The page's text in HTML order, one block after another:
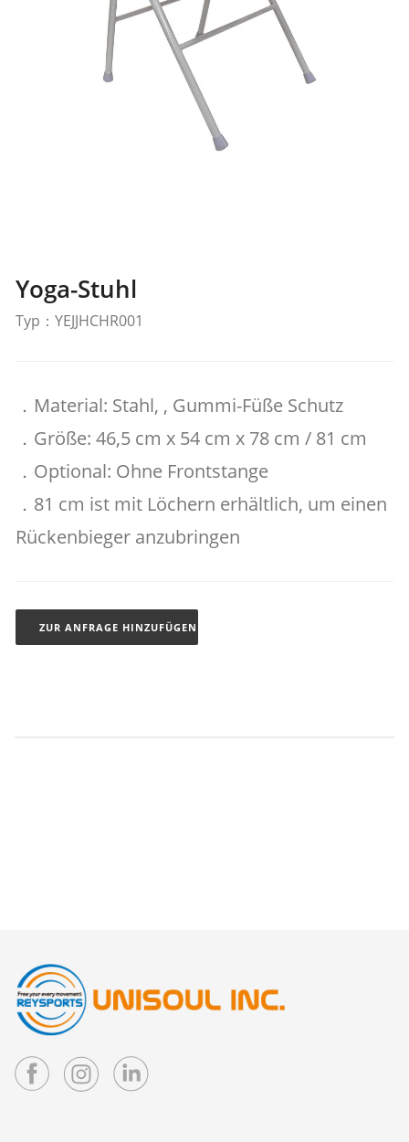
Yoga-Stuhl
Typ：YEJJHCHR001
．Material: Stahl, , Gummi-Füße Schutz
．Größe: 46,5 cm x 54 cm x 78 cm / 81 cm
．Optional: Ohne Frontstange
．81 cm ist mit Löchern erhältlich, um einen
Rückenbieger anzubringen
ZUR ANFRAGE HINZUFÜGEN